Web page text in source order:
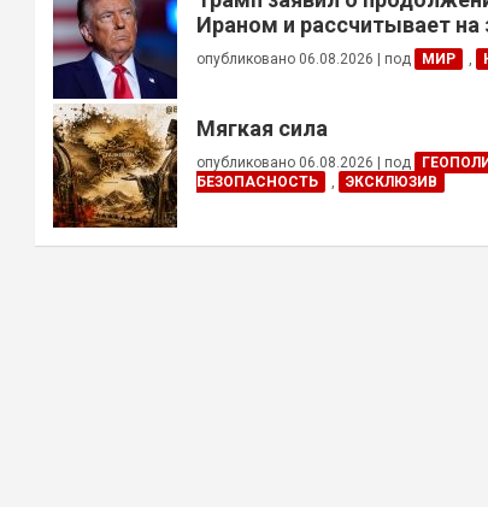
Ираном и рассчитывает на
сделки
опубликовано 06.08.2026 под МИР ,
Мягкая сила
опубликовано 06.08.2026 под
БЕЗОПАСНОСТЬ
, ЭКСКЛЮЗИВ